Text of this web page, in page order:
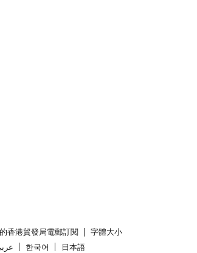
香港貿發局電郵訂閱
字體大小
한국어 日本語